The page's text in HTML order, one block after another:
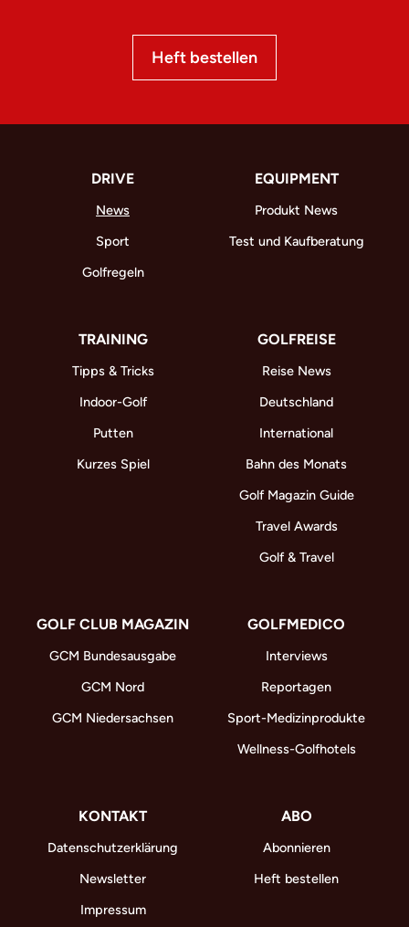
Heft bestellen
DRIVE
News
Sport
Golfregeln
EQUIPMENT
Produkt News
Test und Kaufberatung
TRAINING
Tipps & Tricks
Indoor-Golf
Putten
Kurzes Spiel
GOLFREISE
Reise News
Deutschland
International
Bahn des Monats
Golf Magazin Guide
Travel Awards
Golf & Travel
GOLF CLUB MAGAZIN
GCM Bundesausgabe
GCM Nord
GCM Niedersachsen
GOLFMEDICO
Interviews
Reportagen
Sport-Medizinprodukte
Wellness-Golfhotels
KONTAKT
Datenschutzerklärung
Newsletter
Impressum
ABO
Abonnieren
Heft bestellen